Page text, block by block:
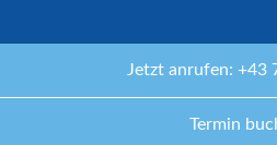
Jetzt anrufen: +43
Termin